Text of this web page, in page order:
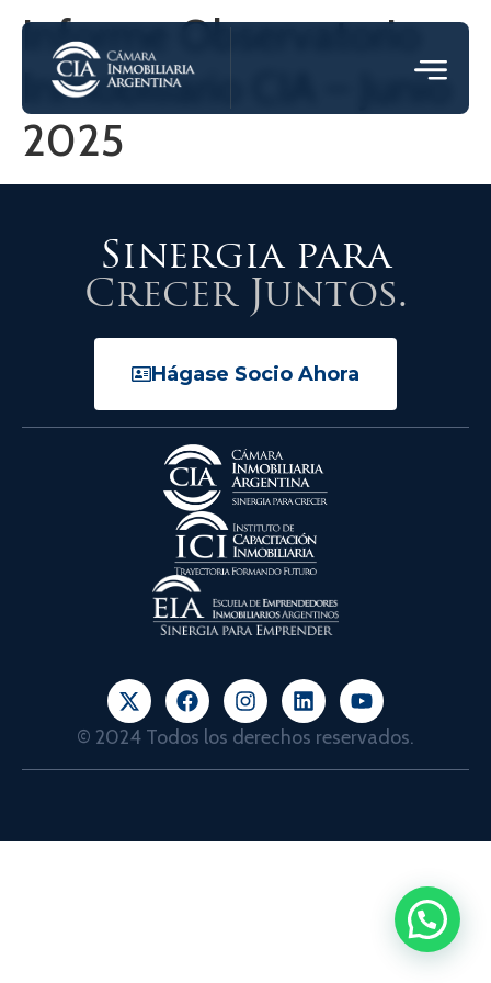
Informe Observatorio
Inmobiliario CIA – Junio
2025
Sinergia para
Crecer Juntos.
Hágase Socio Ahora
© 2024 Todos los derechos reservados.